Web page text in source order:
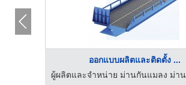
ออกแบบผลิตและติดตั้ง ...